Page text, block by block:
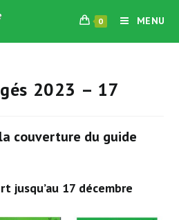
0 MENU
2023 – 17
couverture du guide
jusqu’au 17 décembre